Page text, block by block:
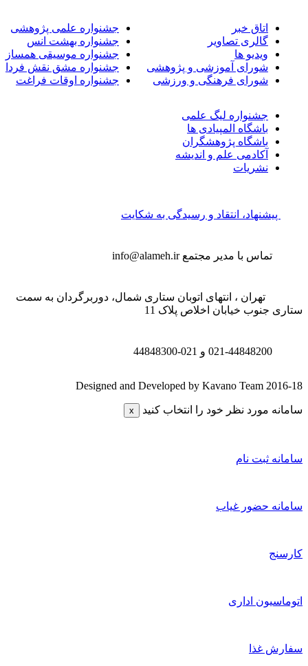
اتاق خبر
گالری تصاویر
ویدیو ها
شورای آموزشی و پژوهشی
شورای فرهنگی و ورزشی
جشنواره علمی پژوهشی
جشنواره بهشت انس
جشنواره موسیقی همساز
جشنواره مشق نقش فردا
جشنواره اوقات فراغت
جشنواره لیگ علمی
باشگاه المپیادی ها
باشگاه پژوهشگران
آکادمی علم و اندیشه
نشریات
پیشنهاد، انتقاد و رسیدگی به شکایت
تماس با مدیر مجتمعinfo@alameh.ir
تهران ، انتهای اتوبان ستاری شمال، دوربرگردان به سمت
جنوب خیابان اخلاص پلاک 11
021-44848200 و 021-44848300
Designed and Developed by Kavano Team 2016-
مورد نظر خود را انتخاب کنید
ثبت نام
حضور غیاب
اداری
غذا